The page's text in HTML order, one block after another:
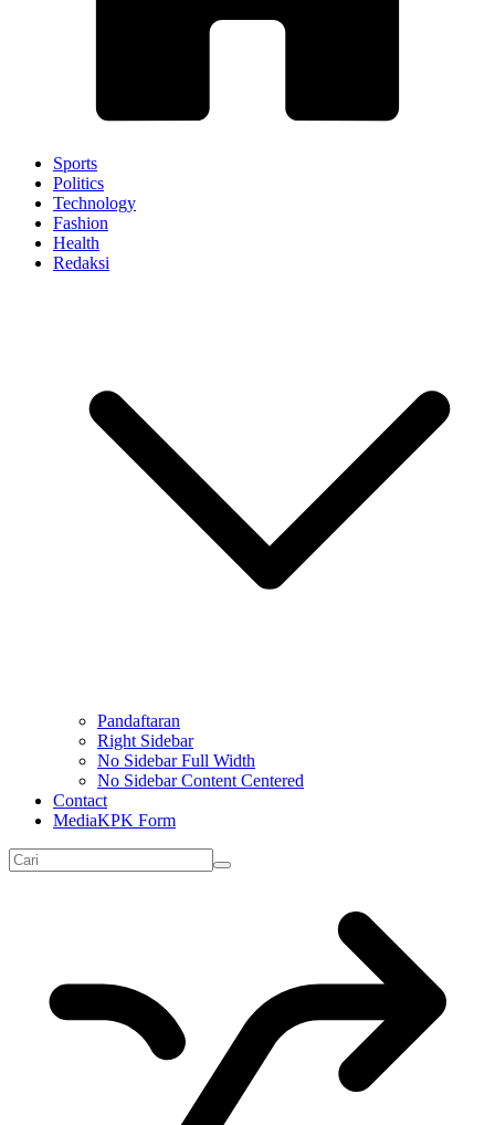
Sports
Politics
Technology
Fashion
Health
Redaksi
Pandaftaran
Right Sidebar
No Sidebar Full Width
No Sidebar Content Centered
Contact
MediaKPK Form